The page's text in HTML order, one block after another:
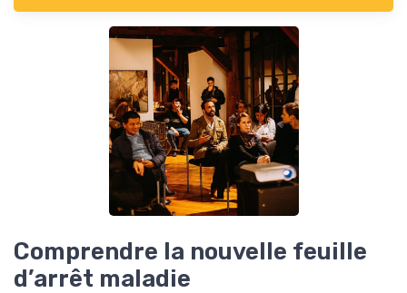
Comprendre la nouvelle feuille
d’arrêt maladie